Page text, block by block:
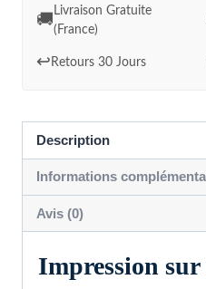
Van
Gogh
connaissait
Roll
🚚
Livraison Gratuite
(France)
↩️ Retours 30 Jours
Description
Informations
Avis (0)
Impression